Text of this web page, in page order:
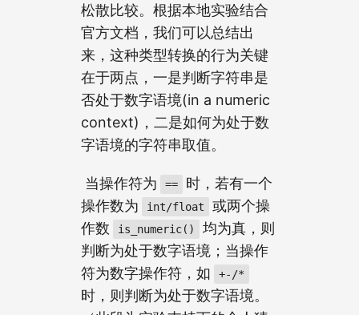
松散比较。根据本地实验结合
官方文档，我们可以总结出
来，这种类型转换的行为关键
在于两点，一是判断字符串是
否处于数字语境(in a numeric
context)，二是如何为处于数
字语境的字符串取值。
​ 当操作符为 ==
时，若有一个
操作数为
int/float
或两个操
作数
is_numeric()
均为真，则
判断为处于数字语境；当操作
符为数字操作符，如
+-/*
时，则判断为处于数字语境。